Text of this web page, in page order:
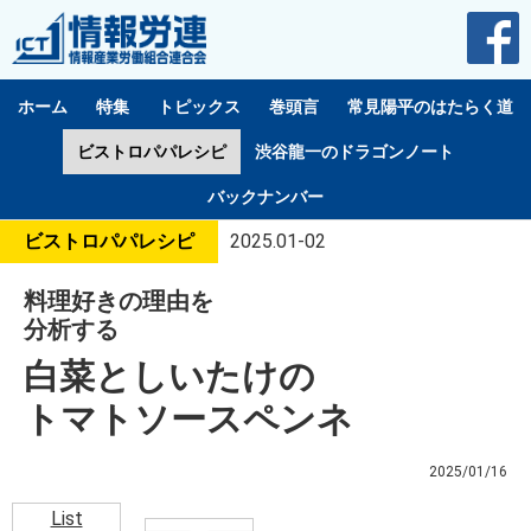
ホーム 特集 トピックス 巻頭言 常見陽平のはたらく道
ビストロパパレシピ 渋谷龍一のドラゴンノート
バックナンバー
ビストロパパレシピ 2025.01-02
料理好きの理由を
分析する
白菜としいたけの
トマトソースペンネ
2025/01/16
List